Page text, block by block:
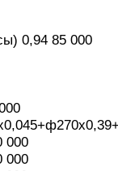
0,94 85 000
000
000